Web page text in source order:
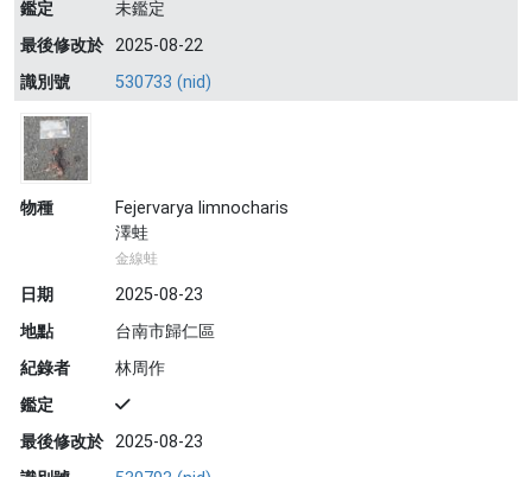
鑑定
未鑑定
最後修改於 2025-08-22
識別號
530733 (nid)
物種
Fejervarya limnocharis
澤蛙
金線蛙
日期
2025-08-23
地點
台南市歸仁區
紀錄者
林周作
鑑定
最後修改於 2025-08-23